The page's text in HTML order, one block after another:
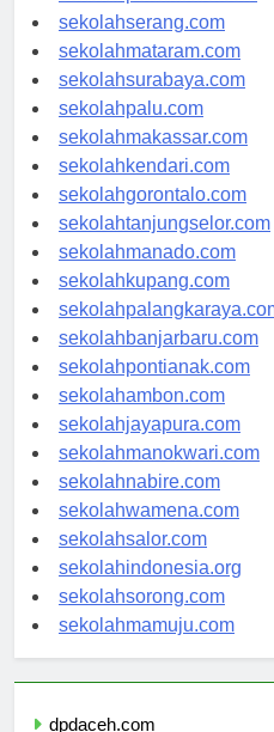
sekolahpekanbaru.com
sekolahserang.com
sekolahmataram.com
sekolahsurabaya.com
sekolahpalu.com
sekolahmakassar.com
sekolahkendari.com
sekolahgorontalo.com
sekolahtanjungselor.com
sekolahmanado.com
sekolahkupang.com
sekolahpalangkaraya.com
sekolahbanjarbaru.com
sekolahpontianak.com
sekolahambon.com
sekolahjayapura.com
sekolahmanokwari.com
sekolahnabire.com
sekolahwamena.com
sekolahsalor.com
sekolahindonesia.org
sekolahsorong.com